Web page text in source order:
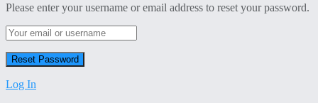
Please enter your username or email address to reset your password.
Log In